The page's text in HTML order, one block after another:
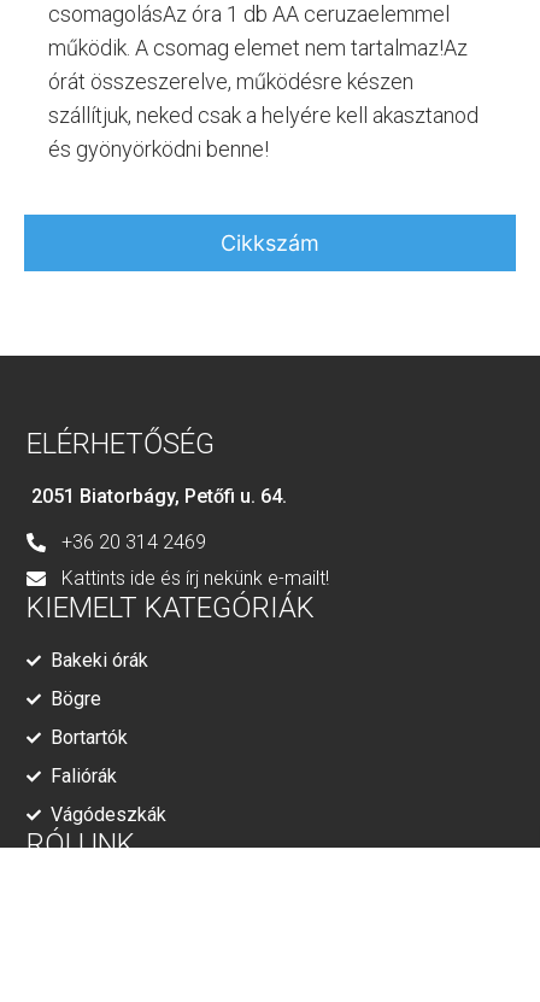
Cikkszám
csomagolásAz óra 1 db AA ceruzaelemmel
működik. A csomag elemet nem tartalmaz!Az
órát összeszerelve, működésre készen
szállítjuk, neked csak a helyére kell akasztanod
és gyönyörködni benne!
ELÉRHETŐSÉG
2051 Biatorbágy, Petőfi u. 64.
+36 20 314 2469
Kattints ide és írj nekünk e-mailt!
KIEMELT KATEGÓRIÁK
Bakeki órák
Bögre
Bortartók
Faliórák
Vágódeszkák
RÓLUNK